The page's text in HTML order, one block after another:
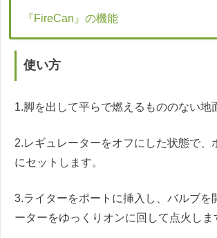
『FireCan』の機能
使い方
1.脚を出して平らで燃えるもののない地
2.レギュレーターをオフにした状態で、
にセットします。
3.ライターをポートに挿入し、バルブを
ーターをゆっくりオンに回して点火しま